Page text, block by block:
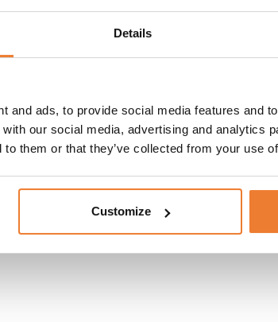
Details
and ads, to provide social media features and
our social media, advertising and analytics
to them or that they’ve collected from your use
Customize
Art nr.5783
100 kr
LÄGG TILL I VARUKORG